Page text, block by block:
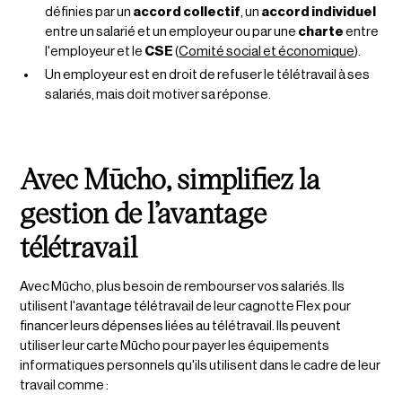
définies par un accord collectif , un accord individuel
entre un salarié et un employeur ou par une charte entre
l'employeur et le CSE (Comité social et économique).
Un employeur est en droit de refuser le télétravail à ses
salariés, mais doit motiver sa réponse.
Avec Mūcho, simplifiez la
gestion de l’avantage
télétravail
Avec Mūcho, plus besoin de rembourser vos salariés. Ils
utilisent l'avantage télétravail de leur cagnotte Flex pour
financer leurs dépenses liées au télétravail. Ils peuvent
utiliser leur carte Mūcho pour payer les équipements
informatiques personnels qu'ils utilisent dans le cadre de leur
travail comme :